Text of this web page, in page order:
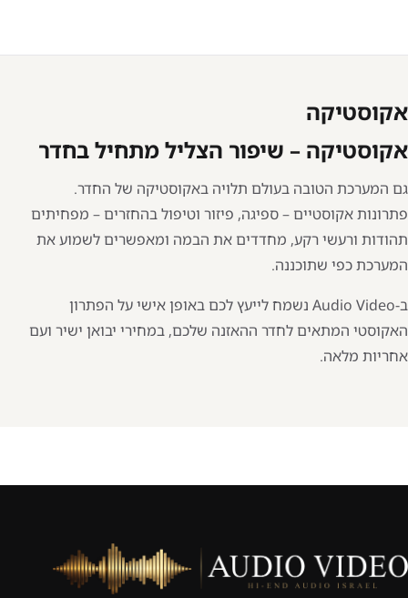
אקוסטיקה
אקוסטיקה – שיפור הצליל מתחיל בחדר
גם המערכת הטובה בעולם תלויה באקוסטיקה של החדר.
פתרונות אקוסטיים – ספיגה, פיזור וטיפול בהחזרים – מפחיתים
תהודות ורעשי רקע, מחדדים את הבמה ומאפשרים לשמוע את
המערכת כפי שתוכננה.
ב-Audio Video נשמח לייעץ לכם באופן אישי על הפתרון
האקוסטי המתאים לחדר ההאזנה שלכם, במחירי יבואן ישיר ועם
אחריות מלאה.